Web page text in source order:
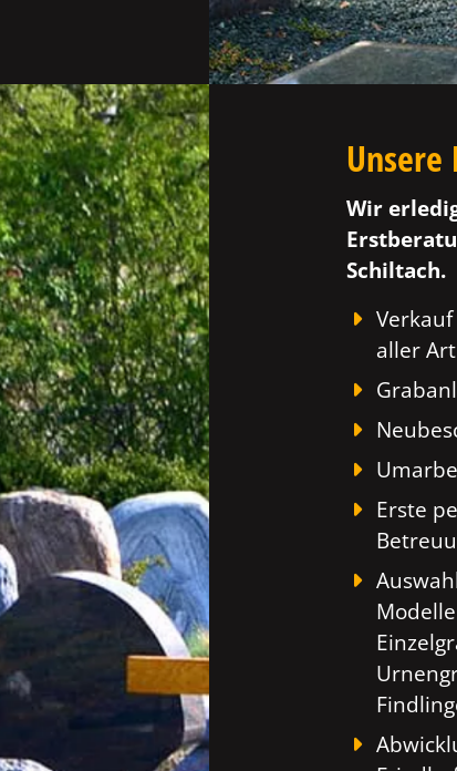
Unsere
Wir
Schiltach.
aller Art
Erste